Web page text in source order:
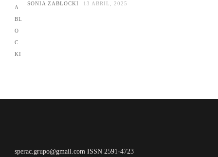
SONIA ZABLOCKI 13 ABRIL, 2025
sperac.grupo@gmail.com ISSN 2591-4723